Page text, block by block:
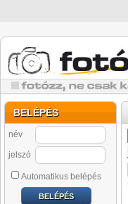
BELÉPÉS
név
jelszó
Automatikus belépés